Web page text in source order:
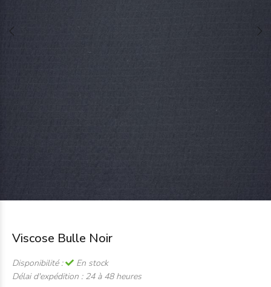
Viscose Bulle Noir
Disponibilité :
En stock
Délai d'expédition : 24 à 48 heures